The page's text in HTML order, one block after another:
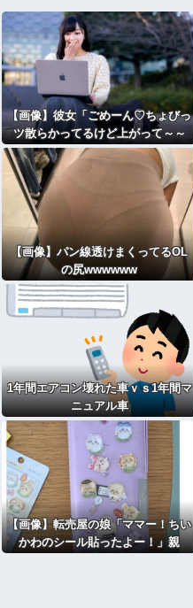
【画像】彼女「ごめーん♡ちょびっ
ツ散らかってるけど上がって～～
～！」⇒！！
【画像】パン線透けまくってるOL
の尻wwwwww
1年間エアコン壊れた車ｖｓ1年間マ
ニュアル車
【画像】転売屋の娘「ママー！ちい
かわのシール貼ったよー！」親